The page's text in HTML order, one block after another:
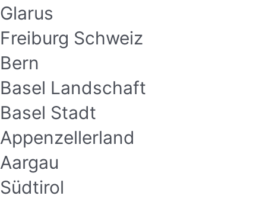
Glarus
Freiburg Schweiz
Bern
Basel Landschaft
Basel Stadt
Appenzellerland
Aargau
Südtirol